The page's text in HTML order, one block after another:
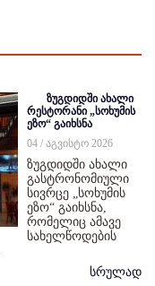
ზუგდიდში ახალი
რესტორანი „სოხუმის
ეზო“ გაიხსნა
04 / აგვისტო 2026
ზუგდიდში ახალი
გასტრონომიული
სივრცე „სოხუმის
ეზო“ გაიხსნა,
რომელიც ამავე
სახელწოდების
სრულად